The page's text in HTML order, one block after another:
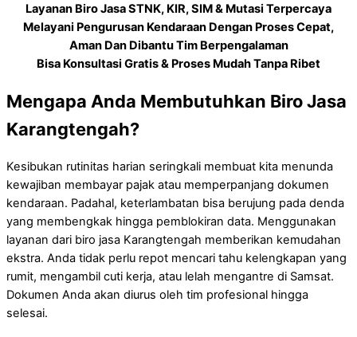
Layanan Biro Jasa STNK, KIR, SIM & Mutasi Terpercaya
Melayani Pengurusan Kendaraan Dengan Proses Cepat,
Aman Dan Dibantu Tim Berpengalaman
Bisa Konsultasi Gratis & Proses Mudah Tanpa Ribet
Mengapa Anda Membutuhkan Biro Jasa
Karangtengah?
Kesibukan rutinitas harian seringkali membuat kita menunda
kewajiban membayar pajak atau memperpanjang dokumen
kendaraan. Padahal, keterlambatan bisa berujung pada denda
yang membengkak hingga pemblokiran data. Menggunakan
layanan dari biro jasa Karangtengah memberikan kemudahan
ekstra. Anda tidak perlu repot mencari tahu kelengkapan yang
rumit, mengambil cuti kerja, atau lelah mengantre di Samsat.
Dokumen Anda akan diurus oleh tim profesional hingga
selesai.